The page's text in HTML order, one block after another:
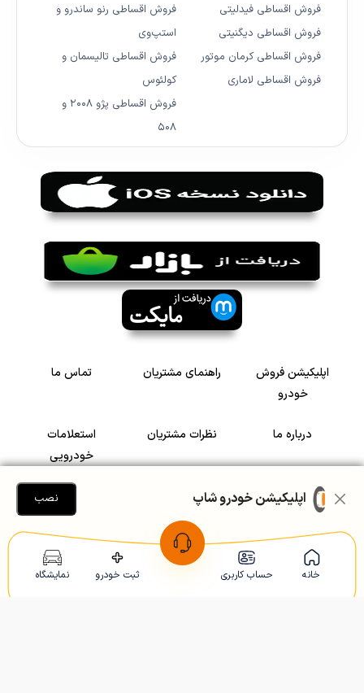
خانه حساب کاربری ثبت خودرو نمایشگاه
فروش اقساطی فیدلیتی
فروش اقساطی دیگنیتی
فروش اقساطی کرمان موتور
فروش اقساطی لاماری
فروش اقساطی رنو ساندرو و
استپ‌وی
فروش اقساطی تالیسمان و
کولئوس
فروش اقساطی پژو ۲۰۰۸ و
۵۰۸
اپلیکیشن فروش
خودرو
راهنمای مشتریان تماس ما
درباره ما نظرات مشتریان
استعلامات
خودرویی
سرمایه گذاری در
رضایت مشتریان
Copyright © 2005-2026 Khodroshop.ir
اپلیکیشن خودرو شاپ نصب